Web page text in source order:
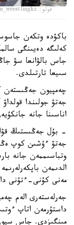
فوتو: instagram.com/ grekoroman_wrestlingkz
كەلىگە دەيىنگى
جاس بالۋانعا سۋ
سىيعا تارتىلدى.
چەمپيون جەڭىستەن
جەتۋ جولىندا
اناسىنا جانە
- بۇل جەڭىستىڭ
جەتۋ ءۇشىن كوپ
وتباسىممەن جانە
الدىمەن
مەنى كۇنى-ءتۇنى
جەرلەستەرى الەم
داستۇرمەن اتاپ